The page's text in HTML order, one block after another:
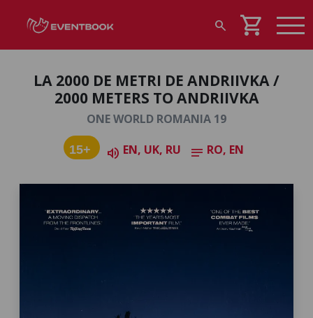
search shopping_cart
LA 2000 DE METRI DE ANDRIIVKA /
2000 METERS TO ANDRIIVKA
ONE WORLD ROMANIA 19
15+ volume_up EN, UK, RU notes RO, EN